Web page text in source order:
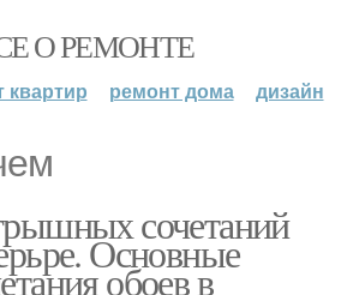
О РЕМОНТЕ
квартир ремонт дома дизайн
сочетаний
Основные
обоев в